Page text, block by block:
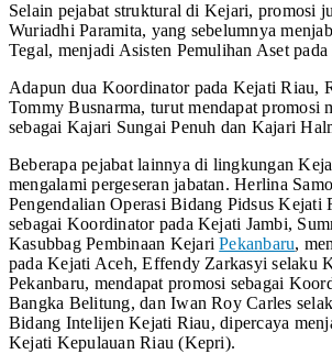
Selain pejabat struktural di Kejari, promosi
Wuriadhi Paramita, yang sebelumnya
Tegal, menjadi Asisten Pemulihan Aset
Adapun dua Koordinator pada Kejati Riau,
Tommy Busnarma, turut mendapat promosi
sebagai Kajari Sungai Penuh dan Kajari
Beberapa pejabat lainnya di lingkungan
mengalami pergeseran jabatan. Herlina
Pengendalian Operasi Bidang Pidsus Kejati
sebagai Koordinator pada Kejati Jambi,
Kasubbag Pembinaan KejariPekanbaru,
pada Kejati Aceh, Effendy Zarkasyi selaku
Pekanbaru, mendapat promosi sebagai
Bangka Belitung, dan Iwan Roy Carles
Bidang Intelijen Kejati Riau, dipercaya
Kejati Kepulauan Riau (Kepri).